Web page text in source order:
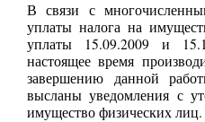
В связи с
уплаты налога на
уплаты 15.09.2009 и
настоящее время
завершению данной
высланы уведомления с
имущество физических лиц.